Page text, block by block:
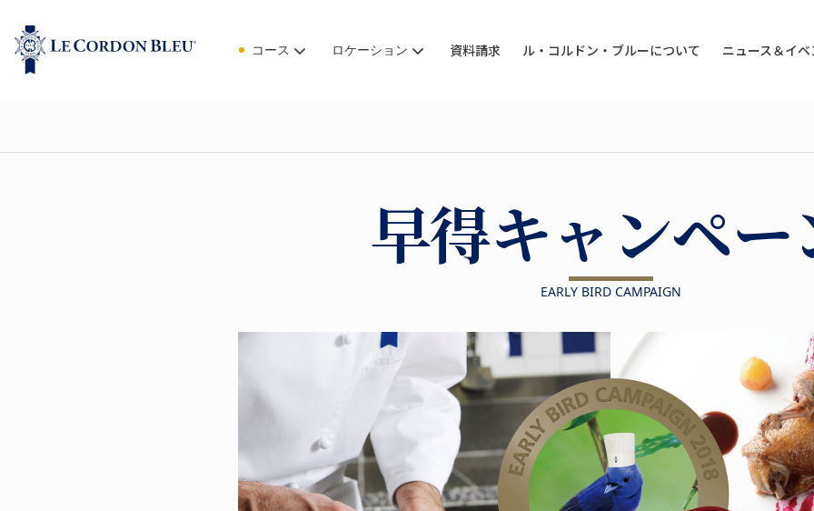
コース ロケーション 資料請求 ル・コルドン・ブルーについて ニュース＆イ
早得キャンペー
EARLY BIRD CAMPAIGN